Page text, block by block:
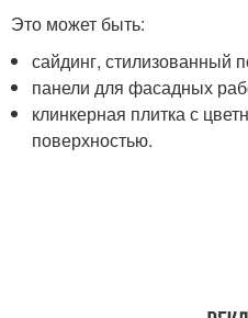
Это может быть:
сайдинг, стилизованный
панели для фасадных
клинкерная плитка с
поверхностью.